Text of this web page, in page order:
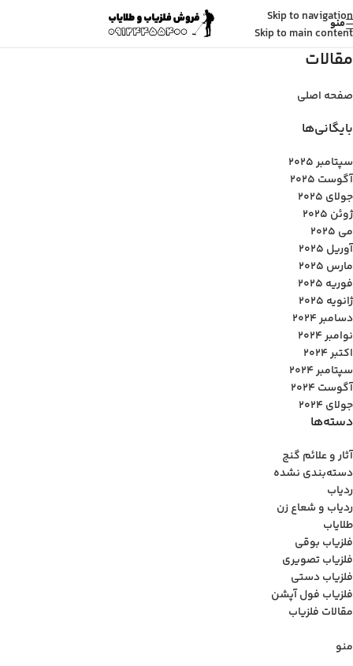
Skip to navigation
Skip to main content
منو
مقالات
صفحه اصلی
بایگانی‌ها
سپتامبر 2025
آگوست 2025
جولای 2025
ژوئن 2025
می 2025
آوریل 2025
مارس 2025
فوریه 2025
ژانویه 2025
دسامبر 2024
نوامبر 2024
اکتبر 2024
سپتامبر 2024
آگوست 2024
جولای 2024
دسته‌ها
آثار و علائم گنج
دسته‌بندی نشده
ردیاب
ردیاب و شعاع زن
طلایاب
فلزیاب بوقی
فلزیاب تصویری
فلزیاب دستی
فلزیاب فول آپشن
مقالات فلزیاب
منو